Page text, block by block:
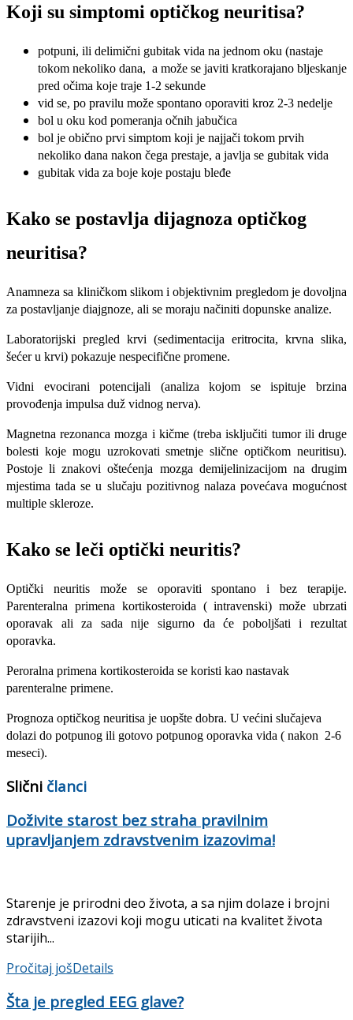
Koji su simptomi optičkog neuritisa?
potpuni, ili delimični gubitak vida na jednom oku (nastaje
tokom nekoliko dana, a može se javiti kratkorajano bljeskanje
pred očima koje traje 1-2 sekunde
vid se, po pravilu može spontano oporaviti kroz 2-3 nedelje
bol u oku kod pomeranja očnih jabučica
bol je obično prvi simptom koji je najjači tokom prvih
nekoliko dana nakon čega prestaje, a javlja se gubitak vida
gubitak vida za boje koje postaju bleđe
Kako se postavlja dijagnoza optičkog
neuritisa?
Anamneza sa kliničkom slikom i objektivnim pregledom je dovoljna
za postavljanje diajgnoze, ali se moraju načiniti dopunske analize.
Laboratorijski pregled krvi (sedimentacija eritrocita, krvna slika,
šećer u krvi) pokazuje nespecifične promene.
Vidni evocirani potencijali (analiza kojom se ispituje brzina
provođenja impulsa duž vidnog nerva).
Magnetna rezonanca mozga i kičme (treba isključiti tumor ili druge
bolesti koje mogu uzrokovati smetnje slične optičkom neuritisu).
Postoje li znakovi oštećenja mozga demijelinizacijom na drugim
mjestima tada se u slučaju pozitivnog nalaza povećava mogućnost
multiple skleroze.
Kako se leči optički neuritis?
Optički neuritis može se oporaviti spontano i bez terapije.
Parenteralna primena kortikosteroida ( intravenski) može ubrzati
oporavak ali za sada nije sigurno da će poboljšati i rezultat
oporavka.
Peroralna primena kortikosteroida se koristi kao nastavak
parenteralne primene.
Prognoza optičkog neuritisa je uopšte dobra. U većini slučajeva
dolazi do potpunog ili gotovo potpunog oporavka vida ( nakon 2-6
meseci).
Slični članci
Doživite starost bez straha pravilnim
upravljanjem zdravstvenim izazovima!
Starenje je prirodni deo života, a sa njim dolaze i brojni
zdravstveni izazovi koji mogu uticati na kvalitet života
starijih...
Pročitaj jošDetails
Šta je pregled EEG glave?